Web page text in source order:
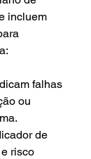
incluem
falhas
ou
de
risco